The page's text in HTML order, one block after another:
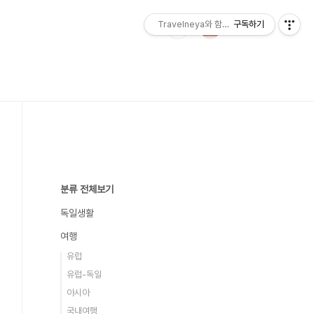
분류 전체보기
독일생활
여행
유럽
유럽-독일
아시아
국내여행
Travelneya와 함께하는 세계여행
구독하기